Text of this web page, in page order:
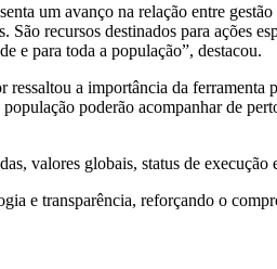
um avanço na relação entre
São recursos destinados para
e para toda a população”, destacou.
a importância da ferramenta
poderão acompanhar de
valores globais, status de
e transparência, reforçando o